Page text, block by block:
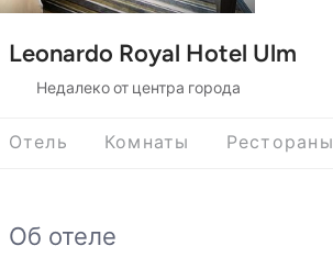
Leonardo Royal Hotel Ulm
Недалеко от центра города
Отель Комнаты Рестораны
Об отеле